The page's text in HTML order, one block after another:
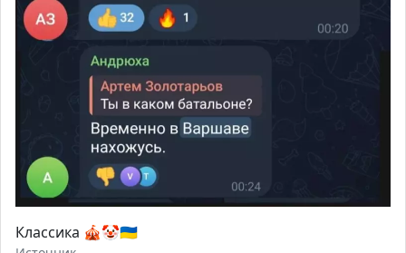
Классика 🎪🤡🇺🇦